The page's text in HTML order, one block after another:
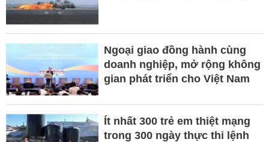
Ngoại giao đồng hành cùng
doanh nghiệp, mở rộng không
gian phát triển cho Việt Nam
Ít nhất 300 trẻ em thiệt mạng
trong 300 ngày thực thi lệnh